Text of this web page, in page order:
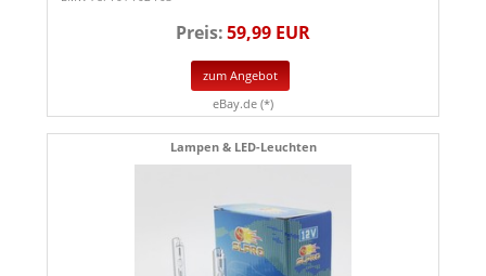
Preis:59,99 EUR
zum Angebot
eBay.de (*)
Lampen & LED-Leuchten